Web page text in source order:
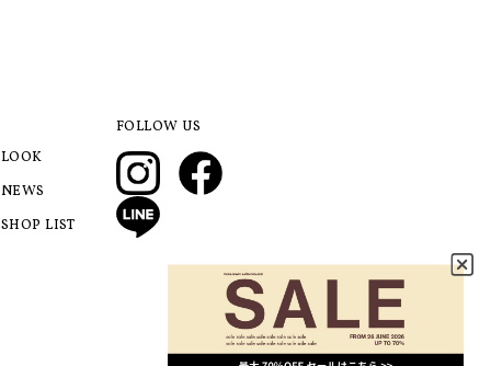
LOOK
NEWS
SHOP LIST
FOLLOW US